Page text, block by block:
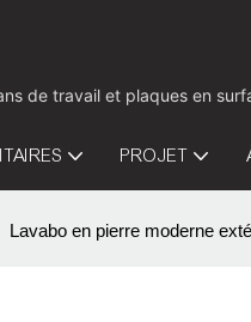
de travail et plaques en
PROJET
Lavabo en pierre moderne